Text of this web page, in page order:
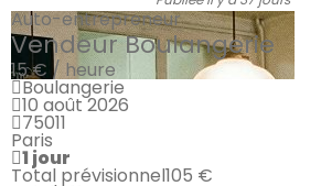
Auto-entrepreneur
Vendeur Boulangerie
15 € / heure
Boulangerie
10 août 2026
75011
Paris
1 jour
Total prévisionnel105 €